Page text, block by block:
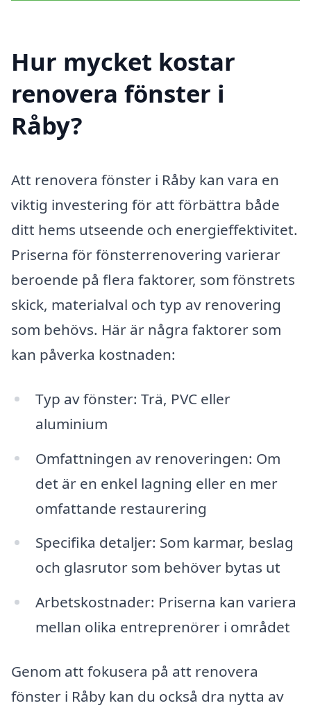
Hur mycket kostar
renovera fönster i
Råby?
Att renovera fönster i Råby kan vara en
viktig investering för att förbättra både
ditt hems utseende och energieffektivitet.
Priserna för fönsterrenovering varierar
beroende på flera faktorer, som fönstrets
skick, materialval och typ av renovering
som behövs. Här är några faktorer som
kan påverka kostnaden:
Typ av fönster: Trä, PVC eller
aluminium
Omfattningen av renoveringen: Om
det är en enkel lagning eller en mer
omfattande restaurering
Specifika detaljer: Som karmar, beslag
och glasrutor som behöver bytas ut
Arbetskostnader: Priserna kan variera
mellan olika entreprenörer i området
Genom att fokusera på att renovera
fönster i Råby kan du också dra nytta av